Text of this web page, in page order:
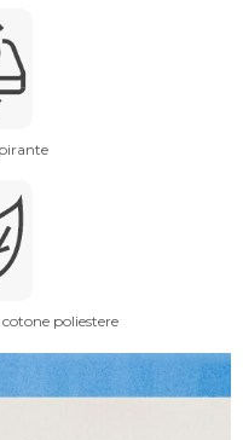
poliestere